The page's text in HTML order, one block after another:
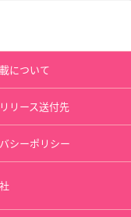
について
リース送付先
シーポリシー